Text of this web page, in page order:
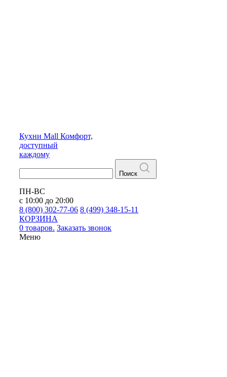
Кухни Mall Комфорт,
доступный
каждому
Поиск
ПН-ВС
с 10:00 до 20:00
8 (800) 302-77-06 8 (499) 348-15-11
КОРЗИНА
0 товаров. Заказать звонок
Меню